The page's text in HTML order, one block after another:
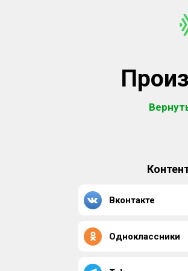
Вконтакте
Одноклассники